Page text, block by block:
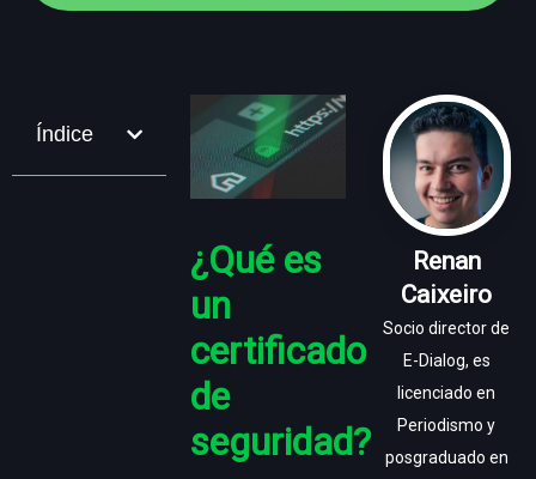
Índice
¿Qué es
un
certificado
de
seguridad?
Renan
Caixeiro
Socio director de
E-Dialog, es
licenciado en
Periodismo y
posgraduado en